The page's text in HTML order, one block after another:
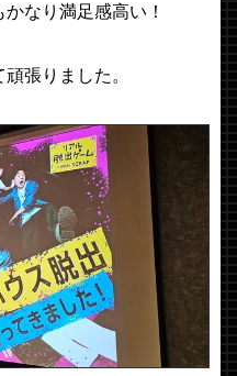
なり満足感高い！
張りました。